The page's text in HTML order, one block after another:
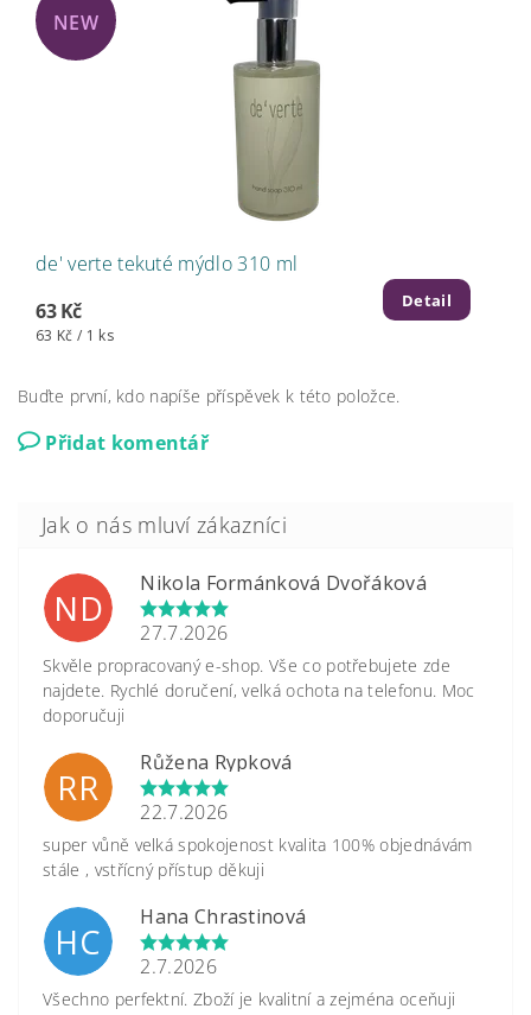
NEW
de' verte tekuté mýdlo 310 ml
63 Kč
63 Kč / 1 ks
Detail
Buďte první, kdo napíše příspěvek k této položce.
Přidat komentář
ND
Nikola Formánková Dvořáková
27.7.2026
Skvěle propracovaný e-shop. Vše co potřebujete zde
najdete. Rychlé doručení, velká ochota na telefonu. Moc
doporučuji
RR
Růžena Rypková
22.7.2026
super vůně velká spokojenost kvalita 100% objednávám
stále , vstřícný přístup děkuji
HC
Hana Chrastinová
2.7.2026
Všechno perfektní. Zboží je kvalitní a zejména oceňuji